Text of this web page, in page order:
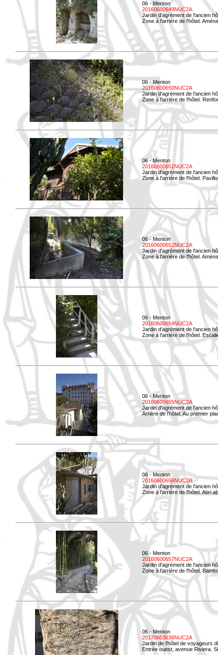
06 - Menton
20160600649NUC2A
Jardin d'agrément de l'ancien
Zone à l'arrière de l'hôtel.
06 - Menton
20160600650NUC2A
Jardin d'agrément de l'ancien
Zone à l'arrière de l'hôtel.
06 - Menton
20160600651NUC2A
Jardin d'agrément de l'ancien
Zone à l'arrière de l'hôtel.
06 - Menton
20160600652NUC2A
Jardin d'agrément de l'ancien
Zone à l'arrière de l'hôtel.
06 - Menton
20160600654NUC2A
Jardin d'agrément de l'ancien
Zone à l'arrière de l'hôtel.
06 - Menton
20160600655NUC2A
Jardin d'agrément de l'ancien
Arrière de l'hôtel. Au premier
06 - Menton
20160600656NUC2A
Jardin d'agrément de l'ancien
Zone à l'arrière de l'hôtel. Abri
06 - Menton
20160600657NUC2A
Jardin d'agrément de l'ancien
Zone à l'arrière de l'hôtel.
06 - Menton
20170603636NUC2A
Jardin de l'hôtel de voyageurs
Entrée ouest, avenue Riviera.